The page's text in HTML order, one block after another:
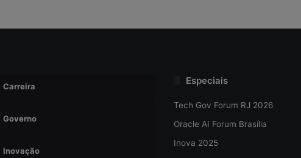
Carreira
Governo
Inovação
Especiais
Tech Gov Forum RJ 2026
Oracle AI Forum Brasília
Inova 2025